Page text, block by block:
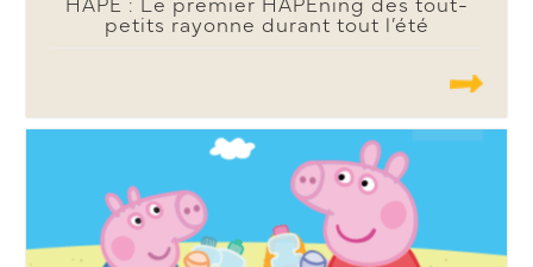
HAPE : Le premier HAPEning des tout-
petits rayonne durant tout l’été
.......